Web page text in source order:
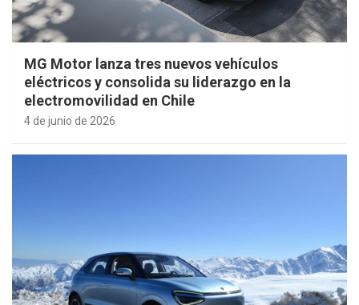
MG Motor lanza tres nuevos vehículos
eléctricos y consolida su liderazgo en la
electromovilidad en Chile
4 de junio de 2026